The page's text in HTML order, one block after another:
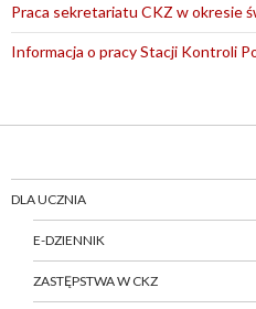
Praca sekretariatu CKZ w okresie
Informacja o pracy Stacji Kontroli
DLA UCZNIA
E-DZIENNIK
ZASTĘPSTWA W CKZ